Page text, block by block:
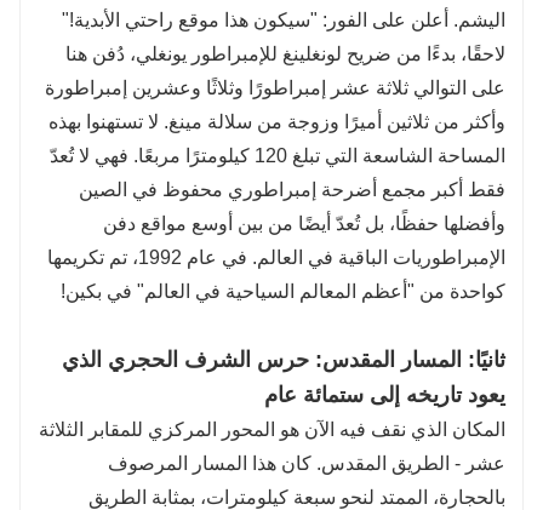
اليشم. أعلن على الفور: "سيكون هذا موقع راحتي الأبدية!"
لاحقًا، بدءًا من ضريح لونغلينغ للإمبراطور يونغلي، دُفن هنا
على التوالي ثلاثة عشر إمبراطورًا وثلاثًا وعشرين إمبراطورة
وأكثر من ثلاثين أميرًا وزوجة من سلالة مينغ. لا تستهنوا بهذه
المساحة الشاسعة التي تبلغ 120 كيلومترًا مربعًا. فهي لا تُعدّ
فقط أكبر مجمع أضرحة إمبراطوري محفوظ في الصين
وأفضلها حفظًا، بل تُعدّ أيضًا من بين أوسع مواقع دفن
الإمبراطوريات الباقية في العالم. في عام 1992، تم تكريمها
كواحدة من "أعظم المعالم السياحية في العالم" في بكين!
ثانيًا: المسار المقدس: حرس الشرف الحجري الذي
يعود تاريخه إلى ستمائة عام
المكان الذي نقف فيه الآن هو المحور المركزي للمقابر الثلاثة
عشر - الطريق المقدس. كان هذا المسار المرصوف
بالحجارة، الممتد لنحو سبعة كيلومترات، بمثابة الطريق